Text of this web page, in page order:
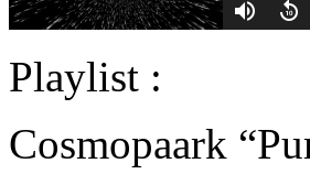
Playlist :
Cosmopaark